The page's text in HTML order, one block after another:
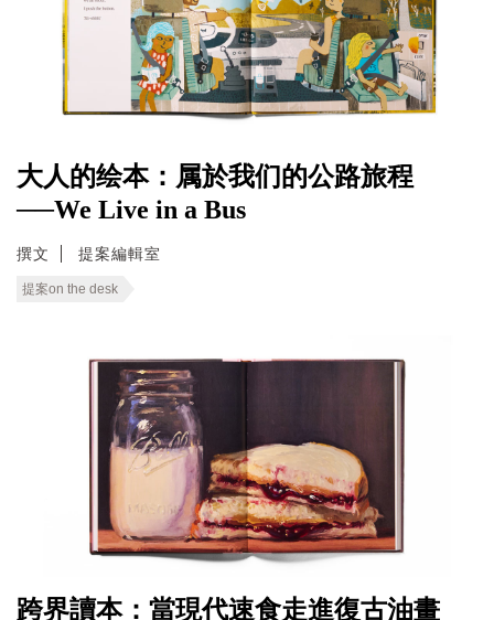
大人的绘本：属於我们的公路旅程
──We Live in a Bus
撰文 提案編輯室
提案on the desk
跨界讀本：當現代速食走進復古油畫